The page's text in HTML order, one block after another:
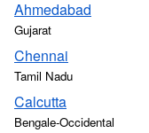
Ahmedabad
Gujarat
Chennai
Tamil Nadu
Calcutta
Bengale-Occidental